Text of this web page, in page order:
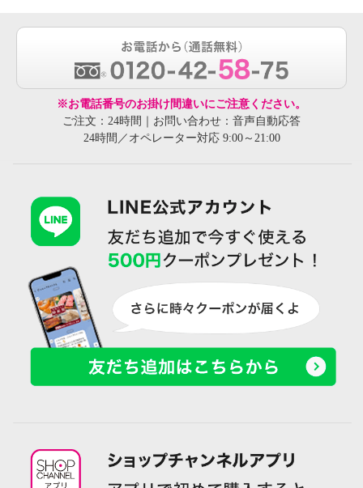
※お電話番号のお掛け間違いにご注意ください。
ご注文：24時間｜お問い合わせ：音声自動応答
24時間／オペレーター対応 9:00～21:00